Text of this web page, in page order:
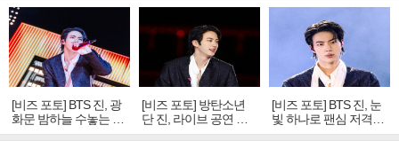
[비즈 포토] BTS 진, 광
화문 밤하늘 수놓는 '비
주얼 킹'의 열창
[비즈 포토] 방탄소년
단 진, 라이브 공연 중
빛나는 독보적 아우라
[비즈 포토] BTS 진, 눈
빛 하나로 팬심 저격…
독보적 카리스마